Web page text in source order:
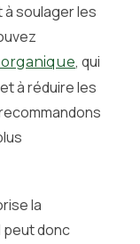
soulager les
, qui
à réduire les
la
peut donc